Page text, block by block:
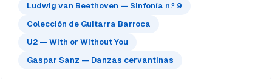
Ludwig van Beethoven — Sinfonía n.º 9
Colección de Guitarra Barroca
U2 — With or Without You
Gaspar Sanz — Danzas cervantinas